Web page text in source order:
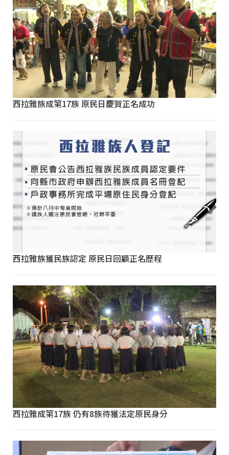
西拉雅族成第17族 原民日慶賀正名成功
西拉雅族獲民族認定 原民日回顧正名歷程
西拉雅成第17族 仍有8族待獲法定原民身分